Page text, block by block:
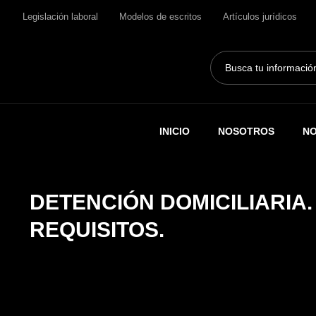
Legislación laboral Modelos de escritos Artículos jurídicos
Search
...
INICIO NOSOTROS
DETENCIÓN
REQUISITOS.